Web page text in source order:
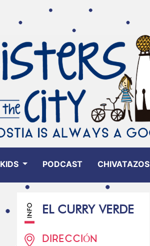
KIDS PODCAST CHIVATAZOS
EL CURRY VERDE
DIRECCIÓN